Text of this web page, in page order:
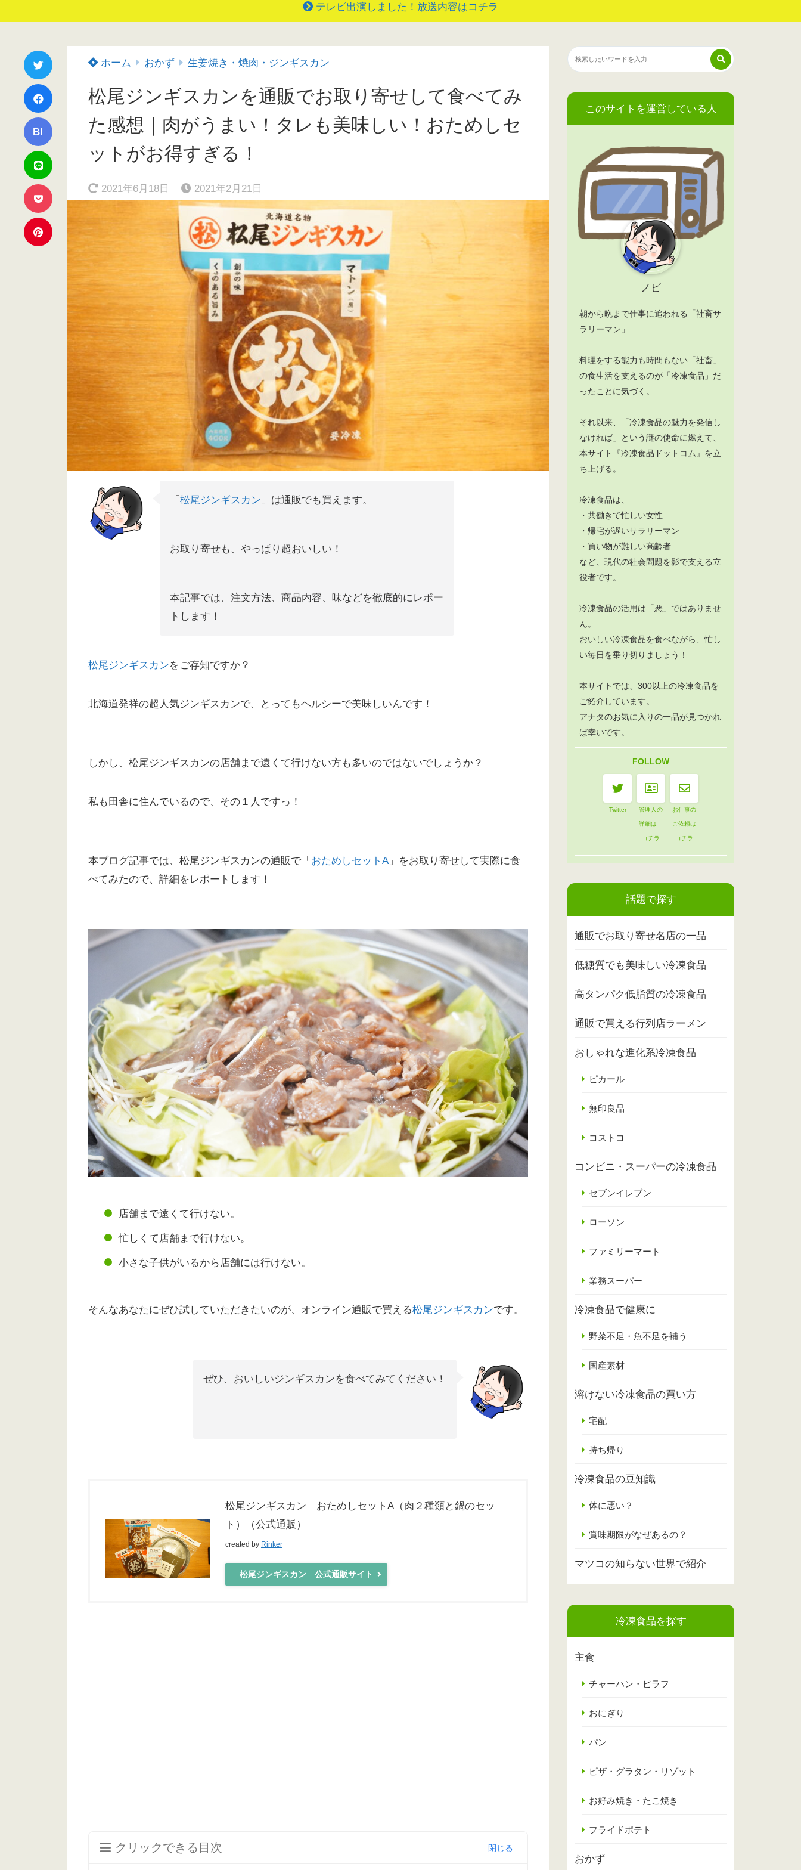
テレビ出演しました！放送内容はコチラ
B!
ホーム おかず 生姜焼き・焼肉・ジンギスカン
松尾ジンギスカンを通販でお取り寄せして食べてみ
た感想｜肉がうまい！タレも美味しい！おためしセ
ットがお得すぎる！
2021年6月18日 2021年2月21日
「 松尾ジンギスカン 」は通販でも買えます。
お取り寄せも、やっぱり超おいしい！
本記事では、注文方法、商品内容、味などを徹底的にレポー
トします！
松尾ジンギスカンをご存知ですか？
北海道発祥の超人気ジンギスカンで、とってもヘルシーで美味しいんです！
しかし、松尾ジンギスカンの店舗まで遠くて行けない方も多いのではないでしょうか？
私も田舎に住んでいるので、その１人ですっ！
本ブログ記事では、松尾ジンギスカンの通販で「 おためしセットA」をお取り寄せして実際に食
べてみたので、詳細をレポートします！
店舗まで遠くて行けない。
忙しくて店舗まで行けない。
小さな子供がいるから店舗には行けない。
そんなあなたにぜひ試していただきたいのが、オンライン通販で買える松尾ジンギスカンです。
ぜひ、おいしいジンギスカンを食べてみてください！
松尾ジンギスカン おためしセットA（肉２種類と鍋のセッ
ト）（公式通販）
created by Rinker
松尾ジンギスカン 公式通販サイト
クリックできる目次
このサイトを運営している人
ノビ
朝から晩まで仕事に追われる「社畜サ
ラリーマン」
料理をする能力も時間もない「社畜」
の食生活を支えるのが「冷凍食品」だ
ったことに気づく。
それ以来、「冷凍食品の魅力を発信し
なければ」という謎の使命に燃えて、
本サイト『冷凍食品ドットコム』を立
ち上げる。
冷凍食品は、
・共働きで忙しい女性
・帰宅が遅いサラリーマン
・買い物が難しい高齢者
など、現代の社会問題を影で支える立
役者です。
冷凍食品の活用は「悪」ではありませ
ん。
おいしい冷凍食品を食べながら、忙し
い毎日を乗り切りましょう！
本サイトでは、300以上の冷凍食品を
ご紹介しています。
アナタのお気に入りの一品が見つかれ
ば幸いです。
FOLLOW
Twitter 管理人の
詳細は
コチラ
お仕事の
ご依頼は
コチラ
話題で探す
通販でお取り寄せ名店の一品
低糖質でも美味しい冷凍食品
高タンパク低脂質の冷凍食品
通販で買える行列店ラーメン
おしゃれな進化系冷凍食品
ピカール
無印良品
コストコ
コンビニ・スーパーの冷凍食品
セブンイレブン
ローソン
ファミリーマート
業務スーパー
冷凍食品で健康に
野菜不足・魚不足を補う
国産素材
溶けない冷凍食品の買い方
宅配
持ち帰り
冷凍食品の豆知識
体に悪い？
賞味期限がなぜあるの？
マツコの知らない世界で紹介
冷凍食品を探す
主食
チャーハン・ピラフ
おにぎり
パン
ピザ・グラタン・リゾット
お好み焼き・たこ焼き
フライドポテト
おかず